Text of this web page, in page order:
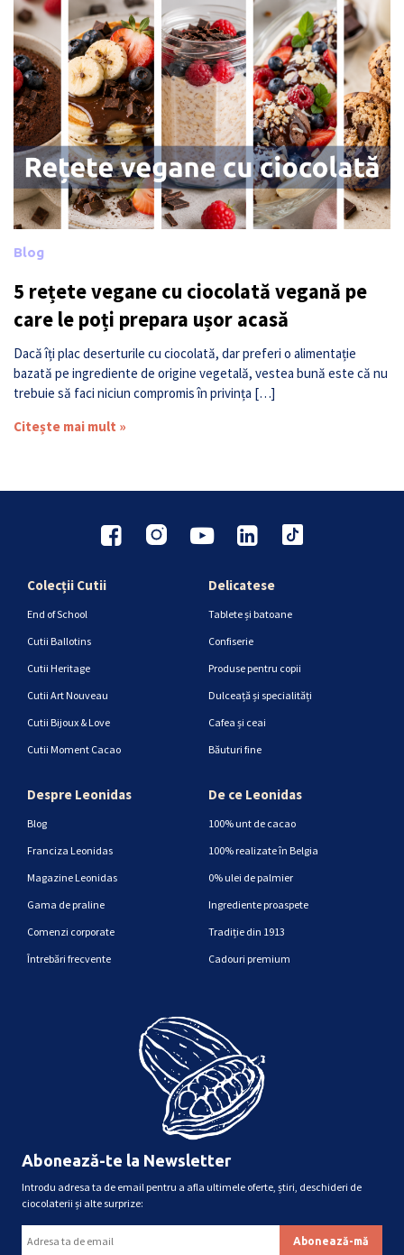
Blog
5 rețete vegane cu ciocolată vegană pe
care le poți prepara ușor acasă
Dacă îți plac deserturile cu ciocolată, dar preferi o alimentație
bazată pe ingrediente de origine vegetală, vestea bună este că nu
trebuie să faci niciun compromis în privința […]
Citește mai mult »
Colecții Cutii
End of School
Cutii Ballotins
Cutii Heritage
Cutii Art Nouveau
Cutii Bijoux & Love
Cutii Moment Cacao
Delicatese
Tablete și batoane
Confiserie
Produse pentru copii
Dulceață și specialități
Cafea și ceai
Băuturi fine
Despre Leonidas
Blog
Franciza Leonidas
Magazine Leonidas
Gama de praline
Comenzi corporate
Întrebări frecvente
De ce Leonidas
100% unt de cacao
100% realizate în Belgia
0% ulei de palmier
Ingrediente proaspete
Tradiție din 1913
Cadouri premium
Abonează-te la Newsletter
Introdu adresa ta de email pentru a afla ultimele oferte, știri, deschideri de
ciocolaterii și alte surprize: